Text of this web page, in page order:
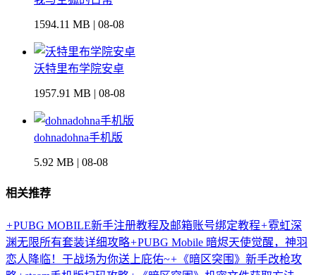
1594.11 MB | 08-08
沃特里布学院安卓
1957.91 MB | 08-08
dohnadohna手机版
5.92 MB | 08-08
相关推荐
+PUBG MOBILE新手注册教程及邮箱账号绑定教程+霓虹深
渊无限所有套装详细攻略+PUBG Mobile 暗烬天使觉醒，神羽
恋人降临！于战场为你送上庇佑~+ 《暗区突围》新手改枪攻